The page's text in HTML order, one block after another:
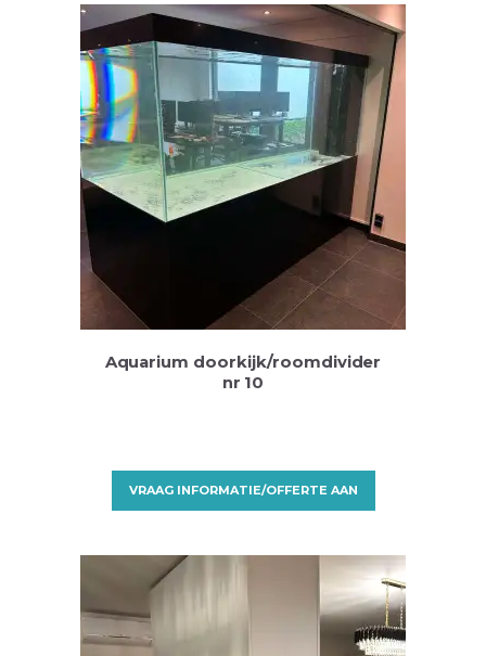
Aquarium doorkijk/roomdivider
nr 10
VRAAG INFORMATIE/OFFERTE AAN